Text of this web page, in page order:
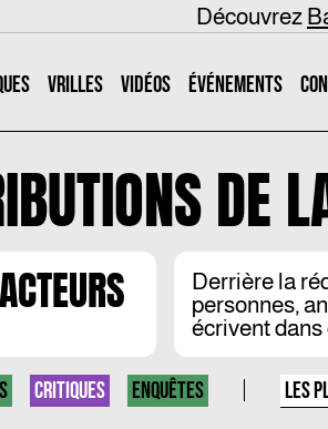
Découvrez
VRILLES VIDÉOS ÉVÉNEMENTS
DE
Derrière la
personnes,
écrivent dans
CRITIQUES ENQUÊTES LES